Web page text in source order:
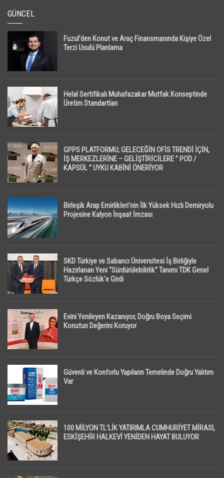
GÜNCEL
Fuzul’den Konut ve Araç Finansmanında Kişiye Özel
Terzi Usulü Planlama
Helal Sertifikalı Muhafazakar Mutfak Konseptinde
Üretim Standartları
GPPS PLATFORMU; GELECEĞİN OFİS TRENDİ İÇİN,
İŞ MERKEZLERİNE – GELİŞTİRİCİLERE ” POD /
KAPSÜL ” UYKU KABİNİ ÖNERİYOR
Birleşik Arap Emirlikleri’nin İlk Yüksek Hızlı Demiryolu
Projesine Kalyon İnşaat İmzası
SKD Türkiye ve Sabancı Üniversitesi İş Birliğiyle
Hazırlanan Yeni “Sürdürülebilirlik” Tanımı TDK Genel
Türkçe Sözlük’e Girdi
Evini Yenileyen Kazanıyor, Doğru Boya Seçimi
Konutun Değerini Koruyor
Güvenli ve Konforlu Yapıların Temelinde Doğru Yalıtım
Var
100 MİLYON TL’LİK YATIRIMLA CUMHURİYET MİRASI,
ESKİŞEHİR HALKEVİ YENİDEN HAYAT BULUYOR